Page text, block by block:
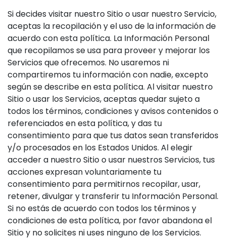
Si decides visitar nuestro Sitio o usar nuestro Servicio,
aceptas la recopilación y el uso de la información de
acuerdo con esta política. La Información Personal
que recopilamos se usa para proveer y mejorar los
Servicios que ofrecemos. No usaremos ni
compartiremos tu información con nadie, excepto
según se describe en esta política. Al visitar nuestro
Sitio o usar los Servicios, aceptas quedar sujeto a
todos los términos, condiciones y avisos contenidos o
referenciados en esta política, y das tu
consentimiento para que tus datos sean transferidos
y/o procesados en los Estados Unidos. Al elegir
acceder a nuestro Sitio o usar nuestros Servicios, tus
acciones expresan voluntariamente tu
consentimiento para permitirnos recopilar, usar,
retener, divulgar y transferir tu Información Personal.
Si no estás de acuerdo con todos los términos y
condiciones de esta política, por favor abandona el
Sitio y no solicites ni uses ninguno de los Servicios.